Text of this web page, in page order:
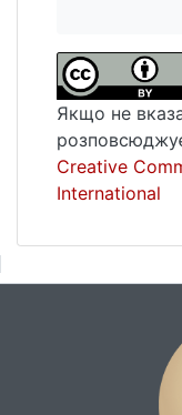
Якщо не
Creative
International